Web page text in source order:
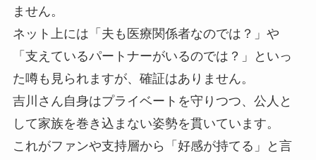
ません。
ネット上には「夫も医療関係者なのでは？」や
「支えているパートナーがいるのでは？」といっ
た噂も見られますが、確証はありません。
吉川さん自身はプライベートを守りつつ、公人と
して家族を巻き込まない姿勢を貫いています。
これがファンや支持層から「好感が持てる」と言